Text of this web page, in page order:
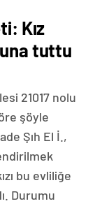
Kız
tuttu
21017 nolu
şöyle
Şıh El İ.,
bu evliliğe
Durumu